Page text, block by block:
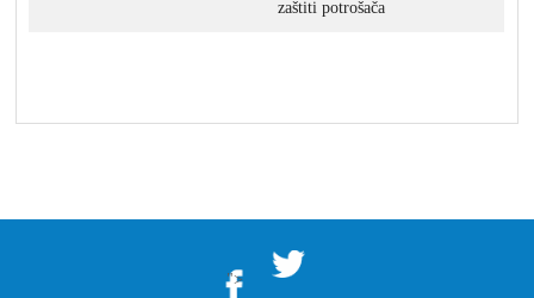
zaštiti potrošača
">